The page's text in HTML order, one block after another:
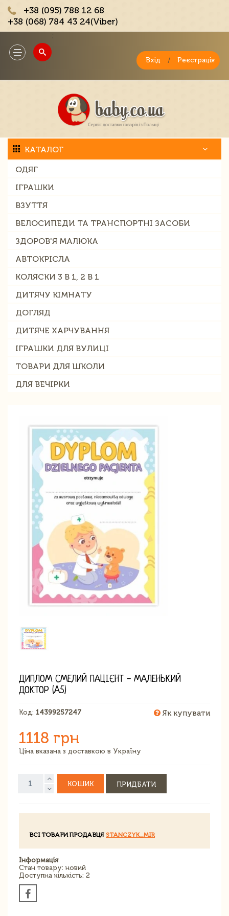
+38 (095) 788 12 68
+38 (068) 784 43 24(Viber)
Toggle
navigation
Вхід / Реєстрація
КАТАЛОГ
ОДЯГ
ІГРАШКИ
ВЗУТТЯ
ВЕЛОСИПЕДИ ТА ТРАНСПОРТНІ ЗАСОБИ
ЗДОРОВ'Я МАЛЮКА
АВТОКРІСЛА
КОЛЯСКИ 3 В 1, 2 В 1
ДИТЯЧУ КІМНАТУ
ДОГЛЯД
ДИТЯЧЕ ХАРЧУВАННЯ
ІГРАШКИ ДЛЯ ВУЛИЦІ
ТОВАРИ ДЛЯ ШКОЛИ
ДЛЯ ВЕЧІРКИ
ДИПЛОМ СМЕЛИЙ ПАЦІЄНТ - МАЛЕНЬКИЙ
ДОКТОР (A5)
Код: 14399257247 Як купувати
1118 грн
Ціна вказана з доставкою в Україну
КОШИК ПРИДБАТИ
ВСІ ТОВАРИ ПРОДАВЦЯ STANCZYK_MIR
Інформація
Стан товару: новий
Доступна кількість: 2